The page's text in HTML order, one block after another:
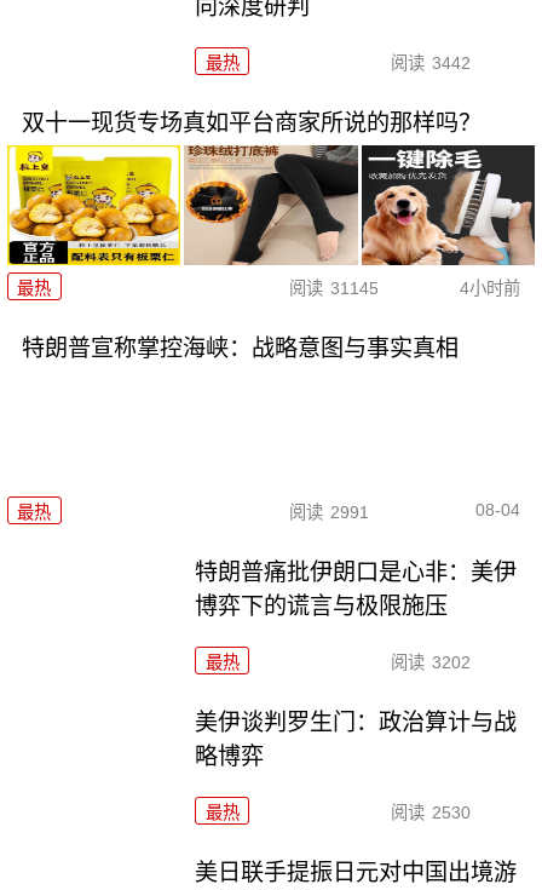
向深度研判
最热 阅读 3442
双十一现货专场真如平台商家所说的那样吗？
最热 阅读 31145 4小时前
特朗普宣称掌控海峡：战略意图与事实真相
最热 阅读 2991 08-04
特朗普痛批伊朗口是心非：美伊
博弈下的谎言与极限施压
最热 阅读 3202
美伊谈判罗生门：政治算计与战
略博弈
最热 阅读 2530
美日联手提振日元对中国出境游